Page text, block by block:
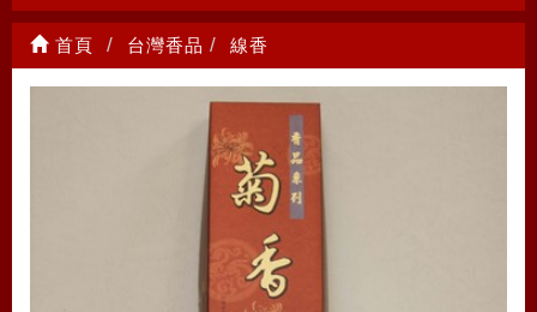
首頁 台灣香品 線香